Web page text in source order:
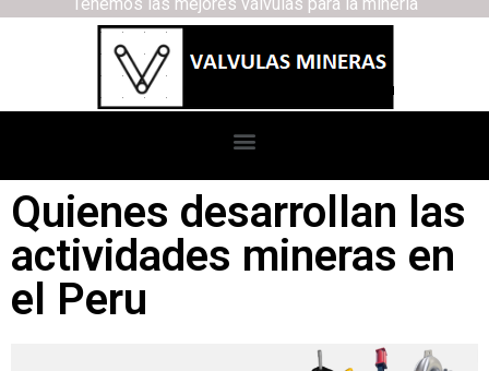
Quienes desarrollan las
actividades mineras en
el Peru